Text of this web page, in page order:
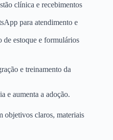
clínica e recebimentos
para atendimento e
estoque e formulários
e treinamento da
e aumenta a adoção.
objetivos claros, materiais